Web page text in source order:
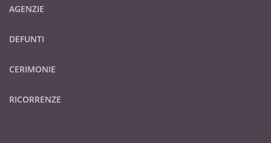
AGENZIE
DEFUNTI
CERIMONIE
RICORRENZE